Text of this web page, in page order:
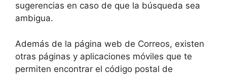
sugerencias en caso de que la búsqueda sea
ambigua.
Además de la página web de Correos, existen
otras páginas y aplicaciones móviles que te
permiten encontrar el código postal de